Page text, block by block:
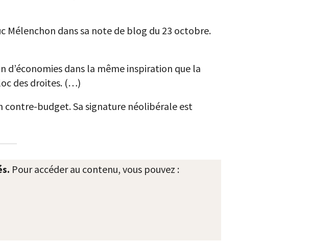
Mélenchon dans sa note de blog du 23 octobre.
d’économies dans la même inspiration que la
des droites. (…)
contre-budget. Sa signature néolibérale est
Pour accéder au contenu, vous pouvez :